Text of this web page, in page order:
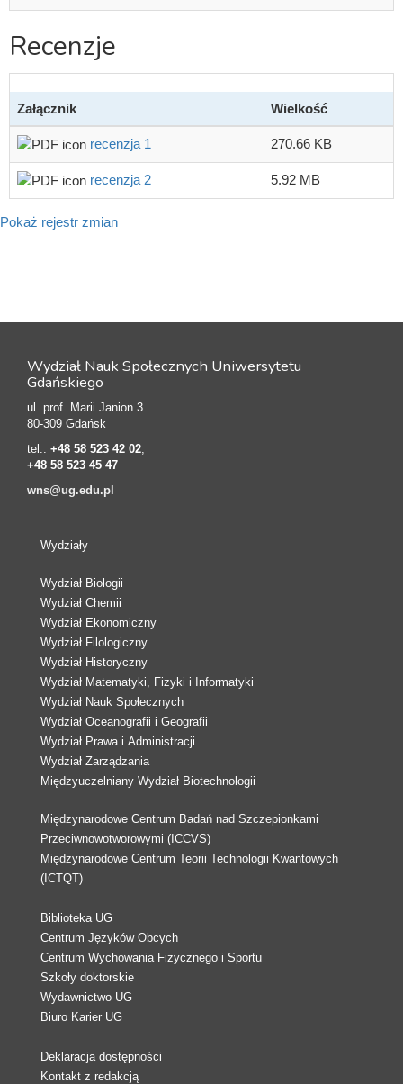
Recenzje
Załącznik Wielkość
recenzja 1 270.66 KB
recenzja 2 5.92 MB
Pokaż rejestr zmian
Wydział Nauk Społecznych Uniwersytetu
Gdańskiego
ul. prof. Marii Janion 3
80-309 Gdańsk
tel.: +48 58 523 42 02
+48 58 523 45 47
wns@ug.edu.pl
Wydziały
Wydział Biologii
Wydział Chemii
Wydział Ekonomiczny
Wydział Filologiczny
Wydział Historyczny
Wydział Matematyki, Fizyki i Informatyki
Wydział Nauk Społecznych
Wydział Oceanografii i Geografii
Wydział Prawa i Administracji
Wydział Zarządzania
Międzyuczelniany Wydział Biotechnologii
Międzynarodowe Centrum Badań nad Szczepionkami
Przeciwnowotworowymi (ICCVS)
Międzynarodowe Centrum Teorii Technologii Kwantowych
(ICTQT)
Biblioteka UG
Centrum Języków Obcych
Centrum Wychowania Fizycznego i Sportu
Szkoły doktorskie
Wydawnictwo UG
Biuro Karier UG
Deklaracja dostępności
Kontakt z redakcją